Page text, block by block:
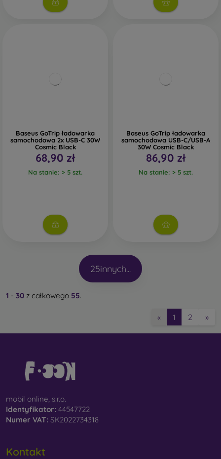
Baseus GoTrip ładowarka
samochodowa 2x USB-C 30W
Cosmic Black
68,90 zł
Na stanie: > 5 szt.
Baseus GoTrip ładowarka
samochodowa USB-C/USB-A
30W Cosmic Black
86,90 zł
Na stanie: > 5 szt.
25innych...
1 - 30 z całkowego 55.
« 1 2 »
mobil online, s.r.o.
Identyfikator: 44547722
Numer VAT: SK2022734318
Kontakt